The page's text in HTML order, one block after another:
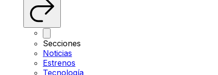
Secciones
Noticias
Estrenos
Tecnología